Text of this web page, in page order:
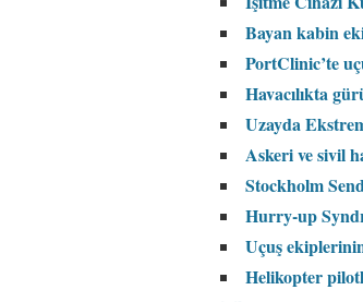
Bayan kabin
PortClinic’te
Havacılıkta
Uzayda
Askeri ve sivil
Stockholm
Hurry-up
Uçuş
Helikopter